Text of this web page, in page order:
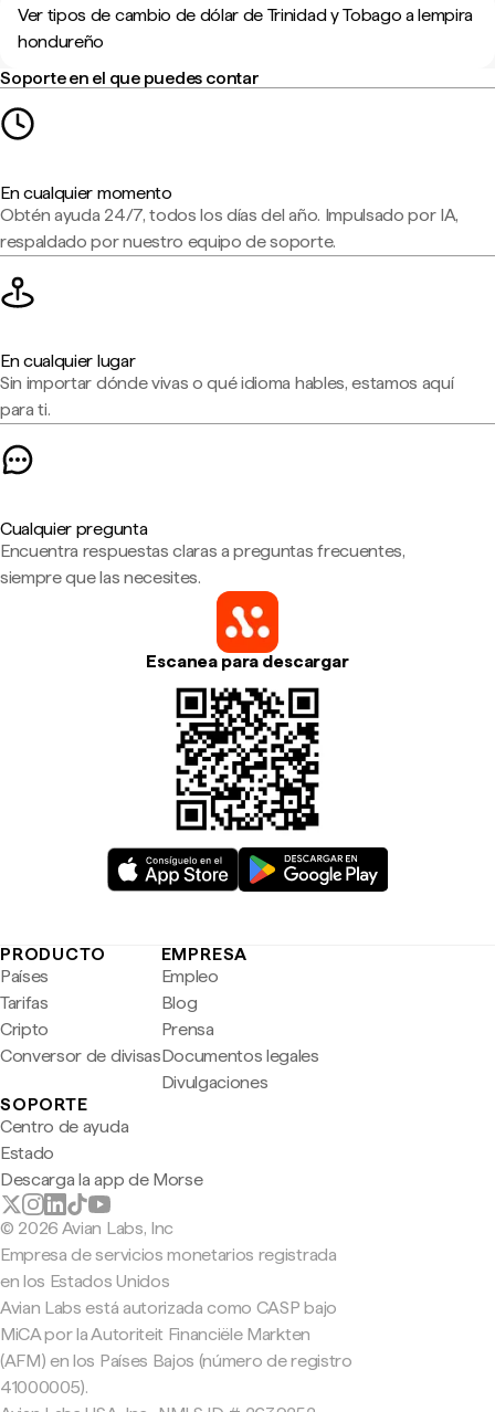
Ver tipos de cambio de dólar de Trinidad y Tobago a lempira
hondureño
Soporte en el que puedes contar
En cualquier momento
Obtén ayuda 24/7, todos los días del año. Impulsado por IA,
respaldado por nuestro equipo de soporte.
En cualquier lugar
Sin importar dónde vivas o qué idioma hables, estamos aquí
para ti.
Cualquier pregunta
Encuentra respuestas claras a preguntas frecuentes,
siempre que las necesites.
Escanea para descargar
PRODUCTO
Países
Tarifas
Cripto
Conversor de divisas
EMPRESA
Empleo
Blog
Prensa
Documentos legales
Divulgaciones
SOPORTE
Centro de ayuda
Estado
Descarga la app de Morse
© 2026 Avian Labs, Inc
Empresa de servicios monetarios registrada
en los Estados Unidos
Avian Labs está autorizada como CASP bajo
MiCA por la Autoriteit Financiële Markten
(AFM) en los Países Bajos (número de registro
41000005).